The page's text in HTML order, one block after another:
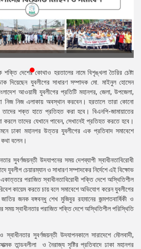
শক্তি দেশের কোথাও হরতালের নামে বিশৃঙ্খলা তৈরির চেষ্টা
দিয়েছেন যুবলীগের সাধারণ সম্পাদক মো. মাইনুল হোসেন
আওয়ামী যুবলীগের প্রতিটি মহানগর, জেলা, উপজেলা,
নিজ নিজ এলাকায় অবস্থান করবেন। হরতালে তারা কোনো
তাদের শক্ত হাতে প্রতিহত করা হবে। বিএনপি-জামায়াতের
তাদের যেখানে পাবেন, সেখানেই প্রতিহত করতে হবে।
ঢাকা মহানগর উত্তর যুবলীগের এক প্রতিবাদ সমাবেশে
বলেন।
সুবর্ণজয়ন্তী উদযাপনের সময় দেশব্যাপী স্বাধীনতাবিরোধী
যুবলীগ চেয়ারম্যান ও সাধারণ সম্পাদকের নির্দেশে এই বিক্ষোভ
পরাজিত স্বাধীনতাবিরোধী শক্তি দেশে অস্থিতিশীল
কায়েম করতে চায় বলে সমাবেশে অভিযোগ করেন যুবলীগের
জনক বঙ্গবন্ধু শেখ মুজিবুর রহমানের জন্মশতবার্ষিকী ও
সময় স্বাধীনতার পরাজিত শক্তি দেশে অস্থিতিশীল পরিস্থিতি
স্বাধীনতার সুবর্ণজয়ন্তী উদযাপনকালে সারাদেশে মৌলবাদী,
তান্ডবলীলা ও নৈরাজ্য সৃষ্টির প্রতিবাদে ঢাকা মহানগর